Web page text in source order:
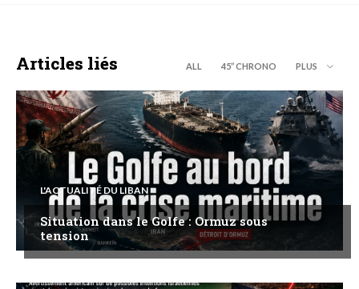
Articles liés ALL 45’’ CHRONO PLUS
L'ACTUALITÉ DU LIBAN
Situation dans le Golfe : Ormuz sous
tension